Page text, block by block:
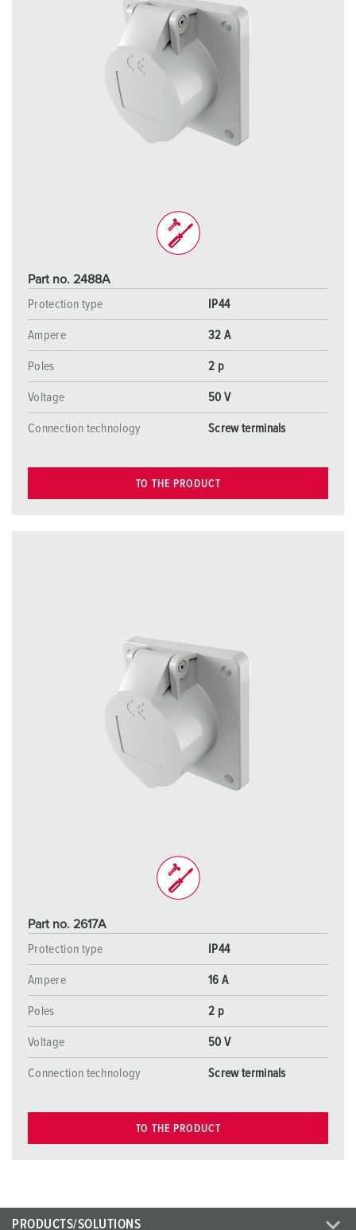
Part no. 2488A
Protection type
IP44
Ampere 32 A
Poles 2 p
Voltage 50 V
Connection technology Screw terminals
TO THE PRODUCT
Part no. 2617A
Protection type
IP44
Ampere 16 A
Poles 2 p
Voltage 50 V
Connection technology Screw terminals
TO THE PRODUCT
PRODUCTS/SOLUTIONS